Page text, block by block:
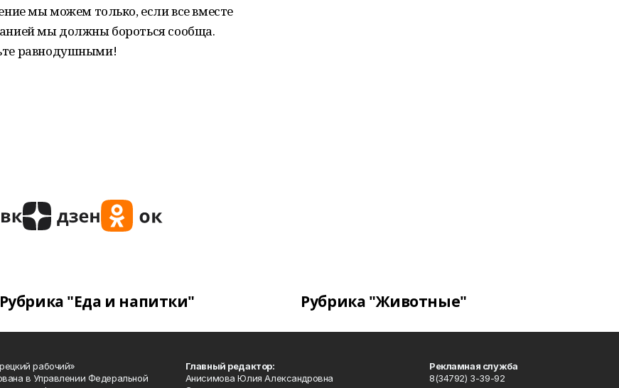
мы можем только, если все вместе
мы должны бороться сообща.
равнодушными!
Рубрика "Еда и напитки" Рубрика "Животные"
рабочий»
в Управлении Федеральной
Главный редактор:
Анисимова Юлия Александровна
Рекламная служба
8(34792) 3-39-92